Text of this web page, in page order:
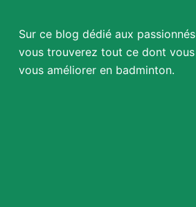
Sur ce blog dédié aux
vous trouverez tout ce dont
vous améliorer en badminton.